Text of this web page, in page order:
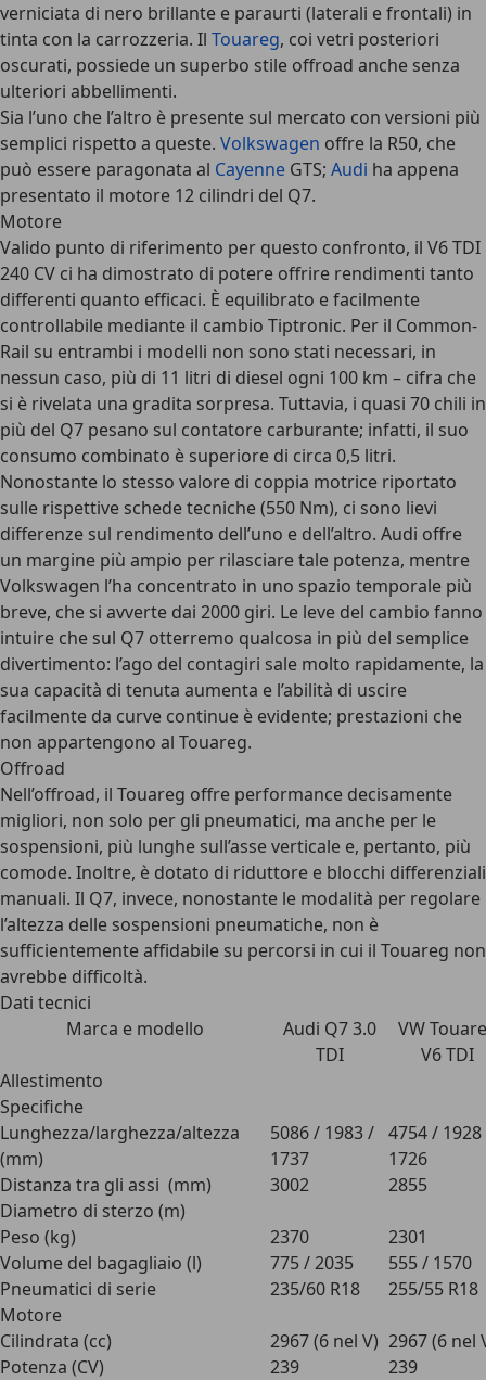
verniciata di nero brillante e paraurti (laterali e frontali) in
tinta con la carrozzeria. Il Touareg, coi vetri posteriori
oscurati, possiede un superbo stile offroad anche senza
ulteriori abbellimenti.
Sia l’uno che l’altro è presente sul mercato con versioni più
semplici rispetto a queste. Volkswagen offre la R50, che
può essere paragonata al Cayenne GTS; Audi ha appena
presentato il motore 12 cilindri del Q7.
Motore
Valido punto di riferimento per questo confronto, il V6 TDI
240 CV ci ha dimostrato di potere offrire rendimenti tanto
differenti quanto efficaci. È equilibrato e facilmente
controllabile mediante il cambio Tiptronic. Per il Common-
Rail su entrambi i modelli non sono stati necessari, in
nessun caso, più di 11 litri di diesel ogni 100 km – cifra che
si è rivelata una gradita sorpresa. Tuttavia, i quasi 70 chili in
più del Q7 pesano sul contatore carburante; infatti, il suo
consumo combinato è superiore di circa 0,5 litri.
Nonostante lo stesso valore di coppia motrice riportato
sulle rispettive schede tecniche (550 Nm), ci sono lievi
differenze sul rendimento dell’uno e dell’altro. Audi offre
un margine più ampio per rilasciare tale potenza, mentre
Volkswagen l’ha concentrato in uno spazio temporale più
breve, che si avverte dai 2000 giri. Le leve del cambio fanno
intuire che sul Q7 otterremo qualcosa in più del semplice
divertimento: l’ago del contagiri sale molto rapidamente, la
sua capacità di tenuta aumenta e l’abilità di uscire
facilmente da curve continue è evidente; prestazioni che
non appartengono al Touareg.
Offroad
Nell’offroad, il Touareg offre performance decisamente
migliori, non solo per gli pneumatici, ma anche per le
sospensioni, più lunghe sull’asse verticale e, pertanto, più
comode. Inoltre, è dotato di riduttore e blocchi differenziali
manuali. Il Q7, invece, nonostante le modalità per regolare
l’altezza delle sospensioni pneumatiche, non è
sufficientemente affidabile su percorsi in cui il Touareg non
avrebbe difficoltà.
Dati tecnici
Marca e modello
Audi Q7 3.0
TDI
VW
V6 TDI
Allestimento
Specifiche
Lunghezza/larghezza/altezza
(mm)
5086 / 1983 /
1737
4754 /
1726
Distanza tra gli assi (mm)
3002
2855
Diametro di sterzo (m)
Peso (kg)
2370
2301
Volume del bagagliaio (l)
775 / 2035
555 / 1570
Pneumatici di serie
235/60 R18
255/55 R18
Motore
Cilindrata (cc)
2967 (6 nel V) 2967 (6 nel
Potenza (CV)
239
239